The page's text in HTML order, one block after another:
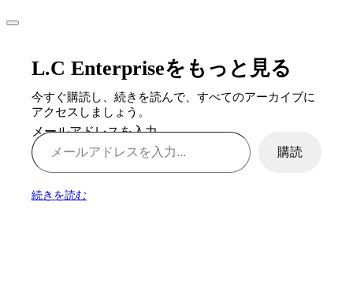
L.C Enterpriseをもっと見る
今すぐ購読し、続きを読んで、すべてのアーカイブに
アクセスしましょう。
メールアドレスを入力...
購読
続きを読む